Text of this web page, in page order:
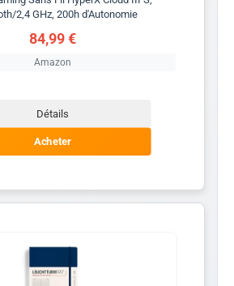
2,4 GHz, 200h d'Autonomie
84,99 €
Amazon
Détails
Acheter